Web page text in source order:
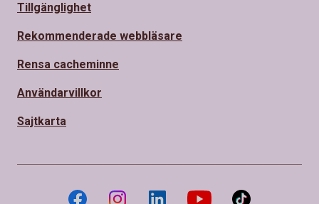
Tillgänglighet
Rekommenderade webbläsare
Rensa cacheminne
Användarvillkor
Sajtkarta